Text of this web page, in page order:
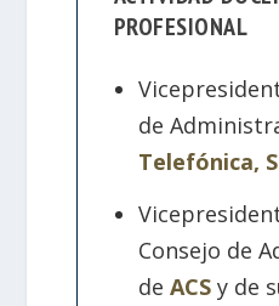
PROFESIONAL
de
Telefónica,
Consejo de
deACS y de